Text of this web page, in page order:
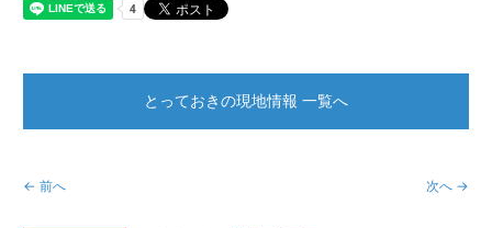
← 前へ 次へ →
とっておきの現地情報 一覧へ